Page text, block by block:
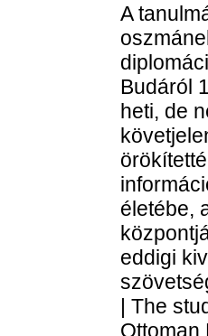
A
Budáról
heti, de
életébe,
eddigi
| The
Ottoman